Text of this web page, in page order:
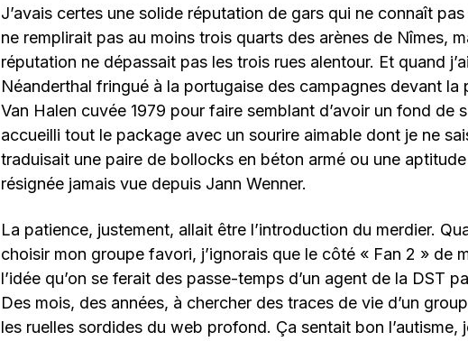
J’avais certes une solide réputation de gars qui ne connaît
ne remplirait pas au moins trois quarts des arènes de Nîmes,
réputation ne dépassait pas les trois rues alentour. Et quand
Néanderthal fringué à la portugaise des campagnes devant la
Van Halen cuvée 1979 pour faire semblant d’avoir un fond de
accueilli tout le package avec un sourire aimable dont je ne
traduisait une paire de bollocks en béton armé ou une
résignée jamais vue depuis Jann Wenner.
La patience, justement, allait être l’introduction du merdier.
choisir mon groupe favori, j’ignorais que le côté « Fan 2 » de
l’idée qu’on se ferait des passe-temps d’un agent de la DST
Des mois, des années, à chercher des traces de vie d’un
les ruelles sordides du web profond. Ça sentait bon l’autisme,